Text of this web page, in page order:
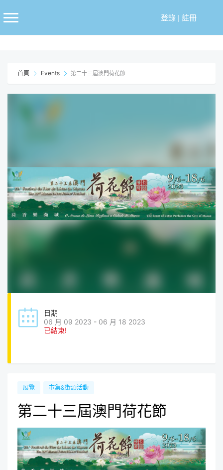
至
登錄| 註冊
首頁 Events 第二十三屆澳門荷花節
日期
06 月 09 2023 - 06 月 18 2023
已結束!
展覽 市集&街頭活動
第二十三屆澳門荷花節